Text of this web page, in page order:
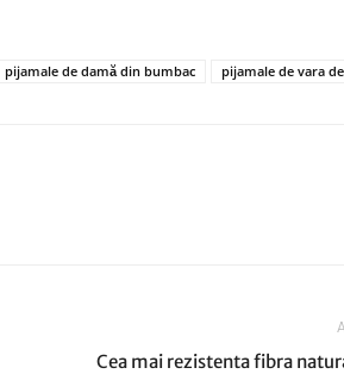
pijamale de damă din bumbac pijamale de vara
Cea mai rezistenta fibra